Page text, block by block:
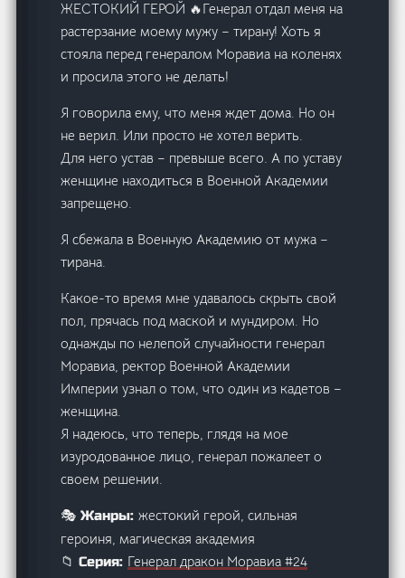
ЖЕСТОКИЙ ГЕРОЙ 🔥Генерал отдал меня на
растерзание моему мужу – тирану! Хоть я
стояла перед генералом Моравиа на коленях
и просила этого не делать!
Я говорила ему, что меня ждет дома. Но он
не верил. Или просто не хотел верить.
Для него устав – превыше всего. А по уставу
женщине находиться в Военной Академии
запрещено.
Я сбежала в Военную Академию от мужа –
тирана.
Какое-то время мне удавалось скрыть свой
пол, прячась под маской и мундиром. Но
однажды по нелепой случайности генерал
Моравиа, ректор Военной Академии
Империи узнал о том, что один из кадетов –
женщина.
Я надеюсь, что теперь, глядя на мое
изуродованное лицо, генерал пожалеет о
своем решении.
🎭 Жанры:жестокий герой, сильная
героиня, магическая академия
📁 Серия: Генерал дракон Моравиа #24